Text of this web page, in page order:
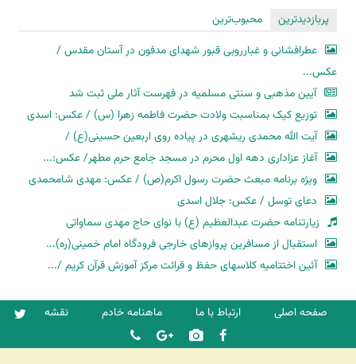
پربازدیدترین
محبوب‌ترین
عطرافشانی و غبارروبی قبور شهدای مدفون در آستان مقدس /
عکس...
آیین مذهبی و سنتی مسلمیه در فهرست آثار ملی ثبت شد
توزیع کیک بمناسبت ولادت حضرت فاطمه زهرا (س) / عکس: اسدی
آیت الله محمدی ریشهری در پیاده روی اربعین حسینی(ع) /
آغاز عزاداری دهه اول محرم در مسجد جامع حرم مطهر/ عکس:...
ویژه برنامه مبعث حضرت رسول اکرم(ص) / عکس: مهدی شامحمدی
دعای توسل / عکس: جلال اسدی
زیارتنامه حضرت عبدالعظیم (ع) با نوای حاج مهدی سماواتی
استقبال از مسافرین پروازهای خارجی فرودگاه امام خمینی(ره)...
آئین اختتامیه کلاسهای حفظ و قرائت مرکز آموزش قرآن کریم /...
صفحه اصلی ارتباط با ما ماهنامه خادم نقشه